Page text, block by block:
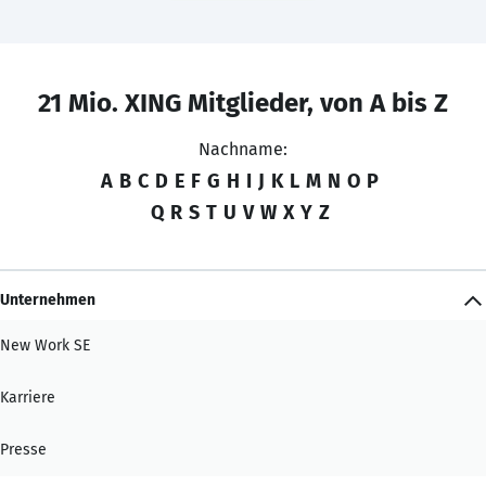
21 Mio. XING Mitglieder, von A bis Z
Nachname:
A B C D E F G H I J K L M N O P
Q R S T U V W X Y Z
Unternehmen
New Work SE
Karriere
Presse